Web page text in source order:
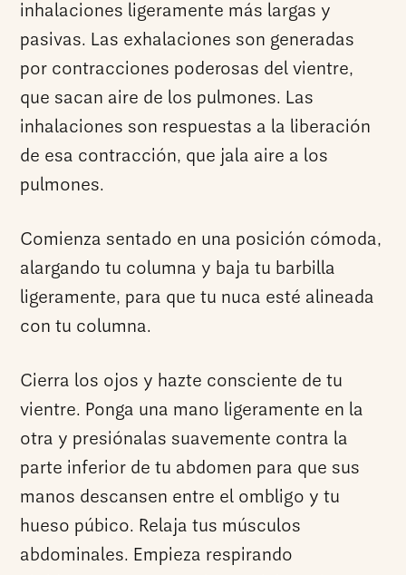
inhalaciones ligeramente más largas y
pasivas. Las exhalaciones son generadas
por contracciones poderosas del vientre,
que sacan aire de los pulmones. Las
inhalaciones son respuestas a la liberación
de esa contracción, que jala aire a los
pulmones.
Comienza sentado en una posición cómoda,
alargando tu columna y baja tu barbilla
ligeramente, para que tu nuca esté alineada
con tu columna.
Cierra los ojos y hazte consciente de tu
vientre. Ponga una mano ligeramente en la
otra y presiónalas suavemente contra la
parte inferior de tu abdomen para que sus
manos descansen entre el ombligo y tu
hueso púbico. Relaja tus músculos
abdominales. Empieza respirando